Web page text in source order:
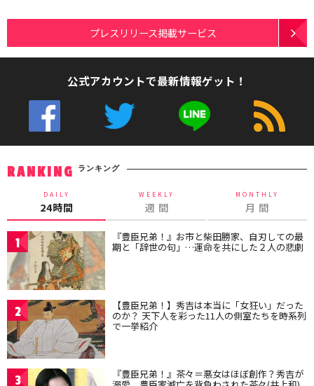
プレスリリース掲載サービス
公式アカウントで最新情報ゲット！
RANKING ランキング
DAILY
24時間
WEEKLY
週 間
MONTHLY
月 間
1 『豊臣兄弟！』お市と柴田勝家、自刃しての最
期と「辞世の句」…運命を共にした２人の悲劇
2 【豊臣兄弟！】秀吉は本当に「女狂い」だった
のか？ 天下人を彩った11人の側室たちを時系列
で一挙紹介
3 『豊臣兄弟！』茶々＝悪女はほぼ創作？秀吉が